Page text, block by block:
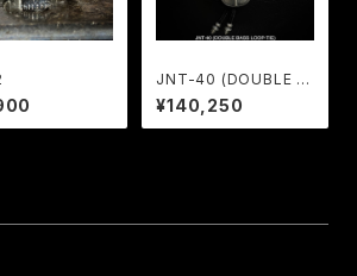
JNT-40 (DOUBLE B
ASS LOOP-TIE)
¥140,250